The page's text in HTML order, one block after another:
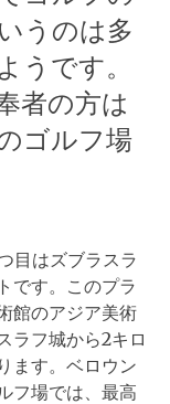
うのは多
うです。
者の方は
ゴルフ場
目はズブラスラ
です。このプラ
館のアジア美術
ラフ城から2キロ
ます。ベロウン
フ場では、最高